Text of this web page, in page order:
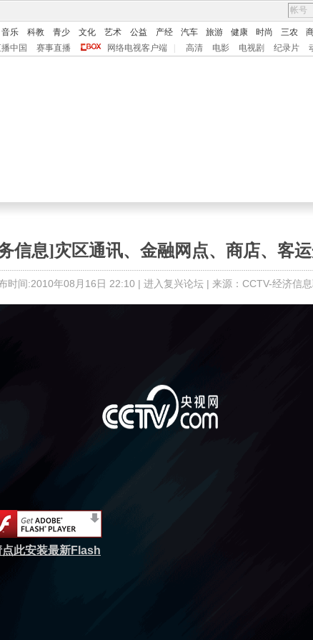
音乐 科教 青少 文化 艺术 公益 产经 汽车 旅游 健康 时尚 三农
中国
赛事直播 网络电视客户端 高清 电影 电视剧 纪录片
信息]灾区通讯、金融网点、商店、客
时间:2010年08月16日 22:10 | 进入复兴论坛 | 来源：CCTV-经济信
点此安装最新Flash